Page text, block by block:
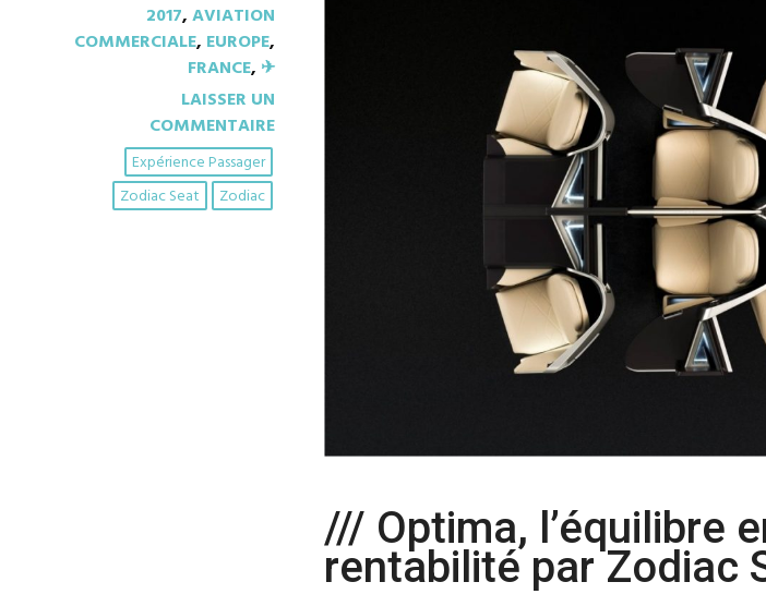
2017,AVIATION
COMMERCIALE, EUROPE,
FRANCE, ✈︎
LAISSER UN
COMMENTAIRE
Expérience Passager
Zodiac
Zodiac Seat
/// Optima, l’équilibre
rentabilité par Zodiac